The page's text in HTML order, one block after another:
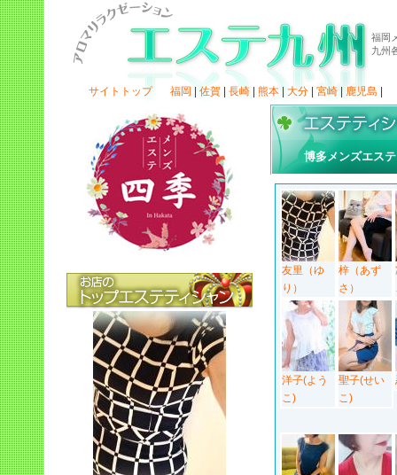
福岡
九州
サイトトップ 福岡 佐賀 長崎 熊本 大分 宮崎 鹿児島
博多メンズエス
友里（ゆ
り）
梓（あず
さ）
洋子(よう
こ)
聖子(せい
こ)